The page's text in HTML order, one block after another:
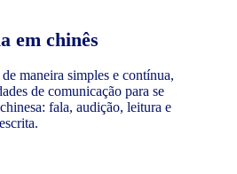
em chinês
maneira simples e contínua,
de comunicação para se
fala, audição, leitura e
escrita.